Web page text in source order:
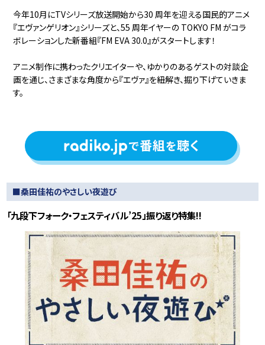
今年10月にTVシリーズ放送開始から30 周年を迎える国民的アニメ
『エヴァンゲリオン』シリーズと、55 周年イヤーの TOKYO FM がコラ
ボレーションした新番組『FM EVA 30.0』がスタートします！
アニメ制作に携わったクリエイターや、ゆかりのあるゲストの対談企
画を通じ、さまざまな角度から『エヴァ』を紐解き、掘り下げていきま
す。
■桑田佳祐のやさしい夜遊び
「九段下フォーク・フェスティバル’25」振り返り特集!!